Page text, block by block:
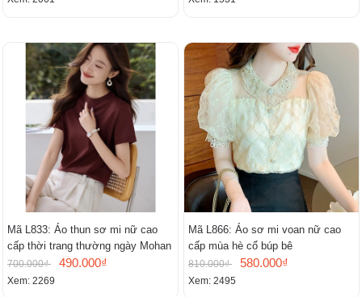
Mã L833: Áo thun sơ mi nữ cao
cấp thời trang thường ngày Mohan
700.000₫ 490.000₫
Xem: 2269
Mã L866: Áo sơ mi voan nữ cao
cấp mùa hè cổ búp bê
810.000₫ 580.000₫
Xem: 2495